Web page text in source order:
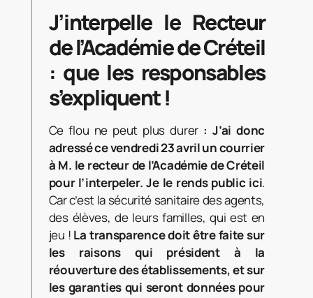
J’interpelle le Recteur
de l’Académie de Créteil
: que les responsables
s’expliquent !
Ce flou ne peut plus durer : J’ai donc
adressé ce vendredi 23 avril un courrier
à M. le recteur de l’Académie de Créteil
pour l’interpeler. Je le rends public ici.
Car c’est la sécurité sanitaire des agents,
des élèves, de leurs familles, qui est en
jeu ! La transparence doit être faite sur
les raisons qui président à la
réouverture des établissements, et sur
les garanties qui seront données pour